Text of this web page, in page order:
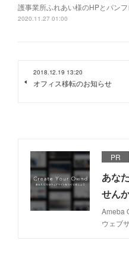
護事業所ふれあい様のHPとパンフ
2020.11.27 01:00
2018.12.19 13:20
オフィス移転のお知らせ
PR
あな
せん
Ameba
ウェブ